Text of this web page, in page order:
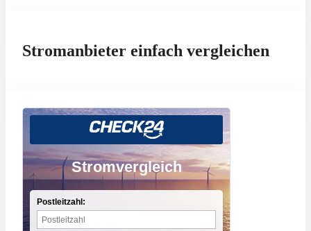
Stromanbieter einfach vergleichen
Stromvergleich
Postleitzahl: